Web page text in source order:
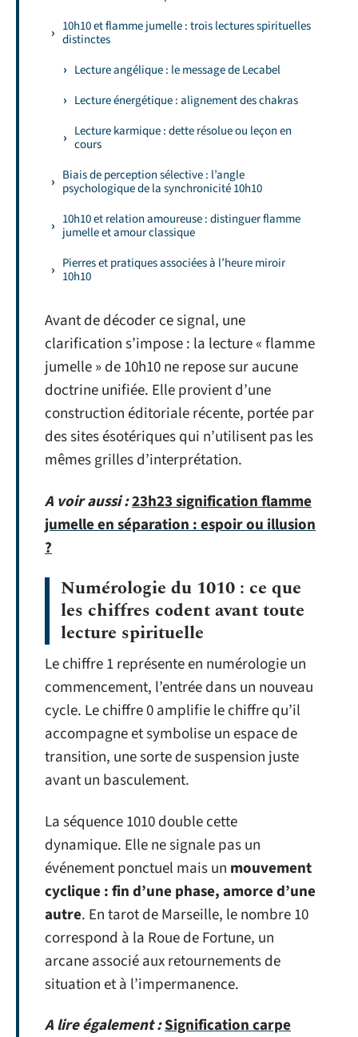
10h10 et flamme jumelle : trois lectures spirituelles
distinctes
Lecture angélique : le message de Lecabel
Lecture énergétique : alignement des chakras
Lecture karmique : dette résolue ou leçon en
cours
Biais de perception sélective : l’angle
psychologique de la synchronicité 10h10
10h10 et relation amoureuse : distinguer flamme
jumelle et amour classique
Pierres et pratiques associées à l’heure miroir
10h10
Avant de décoder ce signal, une
clarification s’impose : la lecture « flamme
jumelle » de 10h10 ne repose sur aucune
doctrine unifiée. Elle provient d’une
construction éditoriale récente, portée par
des sites ésotériques qui n’utilisent pas les
mêmes grilles d’interprétation.
A voir aussi :23h23 signification flamme
jumelle en séparation : espoir ou illusion
?
Numérologie du 1010 : ce que
les chiffres codent avant toute
lecture spirituelle
Le chiffre 1 représente en numérologie un
commencement, l’entrée dans un nouveau
cycle. Le chiffre 0 amplifie le chiffre qu’il
accompagne et symbolise un espace de
transition, une sorte de suspension juste
avant un basculement.
La séquence 1010 double cette
dynamique. Elle ne signale pas un
événement ponctuel mais un mouvement
cyclique : fin d’une phase, amorce d’une
autre. En tarot de Marseille, le nombre 10
correspond à la Roue de Fortune, un
arcane associé aux retournements de
situation et à l’impermanence.
A lire également :Signification carpe